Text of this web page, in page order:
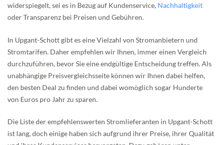
widerspiegelt, sei es in Bezug auf Kundenservice, Nachhaltigkeit
oder Transparenz bei Preisen und Gebühren.
In Upgant-Schott gibt es eine Vielzahl von Stromanbietern und
Stromtarifen. Daher empfehlen wir Ihnen, immer einen Vergleich
durchzuführen, bevor Sie eine endgültige Entscheidung treffen. Als
unabhängige Preisvergleichsseite können wir Ihnen dabei helfen,
den besten Deal zu finden und dabei womöglich sogar Hunderte
von Euros pro Jahr zu sparen.
Die Liste der empfehlenswerten Stromlieferanten in Upgant-Schott
ist lang, doch einige haben sich aufgrund ihrer Preise, ihrer Qualität